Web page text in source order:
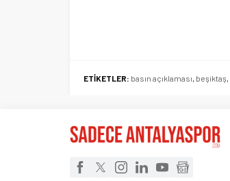
ETİKETLER: basın açıklaması, beşiktaş,